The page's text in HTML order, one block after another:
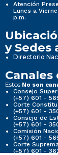
Atención
Lunes a
p.m.
y Sedes
Directorio
Estos No son
Consejo
(+57) 601 -
Corte
(+57) 601 -
Consejo de
(+57) 601 -
Comisión
(+57) 601 -
Corte
(+57) 601 -